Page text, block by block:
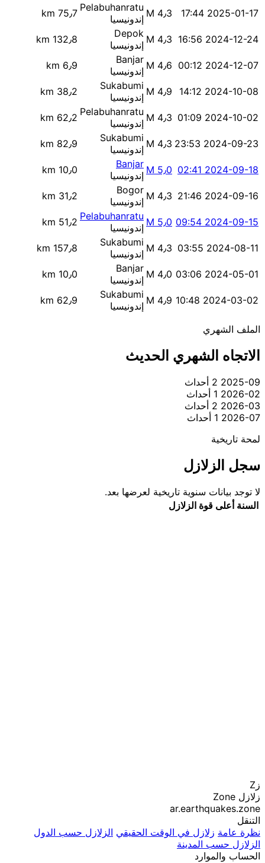
2025-01-17 17:44 M 4٫3 Pelabuhanratu
إندونيسيا
75٫7 km
2024-12-24 16:56 M 4٫3 Depok
إندونيسيا
132٫8 km
2024-12-07 00:12 M 4٫6 Banjar
إندونيسيا
6٫9 km
2024-10-08 14:12 M 4٫9 Sukabumi
إندونيسيا
38٫2 km
2024-10-02 01:09 M 4٫3 Pelabuhanratu
إندونيسيا
62٫2 km
2024-09-23 23:53 M 4٫3 Sukabumi
إندونيسيا
82٫9 km
2024-09-18 02:41 M 5٫0 Banjar
إندونيسيا
10٫0 km
2024-09-16 21:46 M 4٫3 Bogor
إندونيسيا
31٫2 km
2024-09-15 09:54 M 5٫0 Pelabuhanratu
إندونيسيا
51٫2 km
2024-08-11 03:55 M 4٫3 Sukabumi
إندونيسيا
157٫8 km
2024-05-01 03:06 M 4٫0 Banjar
إندونيسيا
10٫0 km
2024-03-02 10:48 M 4٫9 Sukabumi
إندونيسيا
62٫9 km
الملف الشهري
الاتجاه الشهري الحديث
2025-09 2 أحداث
2026-02 1 أحداث
2026-03 2 أحداث
2026-07 1 أحداث
لمحة تاريخية
سجل الزلازل
لا توجد بيانات سنوية تاريخية لعرضها بعد.
السنة أعلى قوة الزلازل
زZ
زلازل Zone
ar.earthquakes.zone
التنقل
نظرة عامة زلازل في الوقت الحقيقي الزلازل حسب الدول
الزلازل حسب المدينة
الحساب والموارد